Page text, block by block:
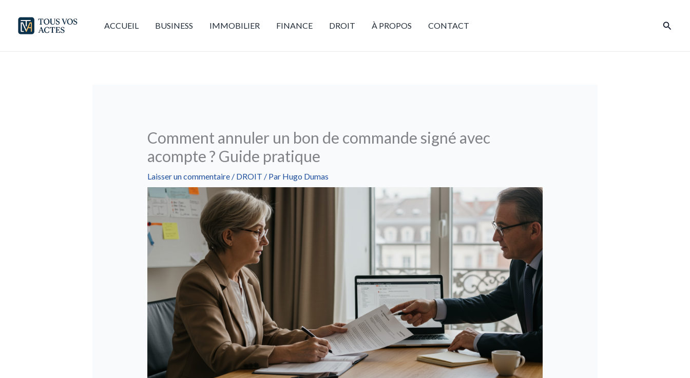
contenu
ACCUEIL BUSINESS IMMOBILIER FINANCE DROIT À PROPOS CONTACT
Comment annuler un bon de commande signé avec
acompte ? Guide pratique
Laisser un commentaire / DROIT / Par Hugo Dumas